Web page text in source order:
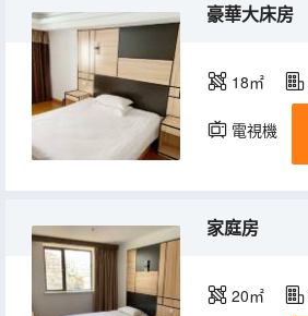
豪華大床房
18㎡
電視機
家庭房
20㎡